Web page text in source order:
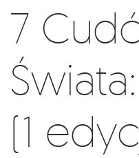
7
(1